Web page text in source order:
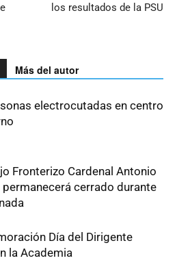
los resultados de la PSU
Más del autor
electrocutadas en centro
Fronterizo Cardenal Antonio
permanecerá cerrado durante
Día del Dirigente
la Academia